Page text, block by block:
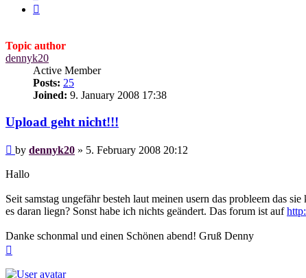
Topic author
dennyk20
Active Member
Posts: 25
Joined: 9. January 2008 17:38
Upload geht nicht!!!
Post
by dennyk20 » 5. February 2008 20:12
Hallo
Seit samstag ungefähr besteh laut meinen usern das probleem das
es daran liegn? Sonst habe ich nichts geändert. Das forum ist auf
Danke schonmal und einen Schönen abend! Gruß Denny